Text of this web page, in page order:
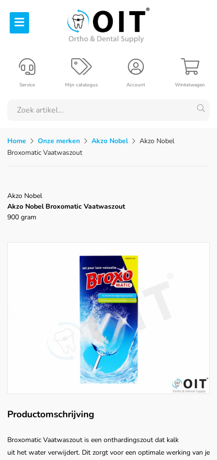
Winkelwagen
Account
Mijn catalogus
Service
Home Onze merken Akzo Nobel
Akzo Nobel
Broxomatic Vaatwaszout
Akzo Nobel
Akzo Nobel Broxomatic Vaatwaszout
900 gram
Productomschrijving
Broxomatic Vaatwaszout is een onthardingszout dat kalk
uit het water verwijdert. Dit zorgt voor een optimale werking van je